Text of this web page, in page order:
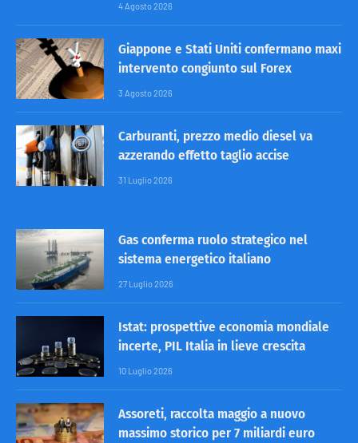
4 Agosto 2026
Giappone e Stati Uniti confermano maxi
intervento congiunto sul Forex
3 Agosto 2026
Carburanti, prezzo medio diesel va
azzerando effetto taglio accise
31 Luglio 2026
Gas conferma ruolo strategico nel
sistema energetico italiano
27 Luglio 2026
Istat: prospettive economia mondiale
incerte, PIL Italia in lieve crescita
10 Luglio 2026
Assoreti, raccolta maggio a nuovo
massimo storico per 7 miliardi euro